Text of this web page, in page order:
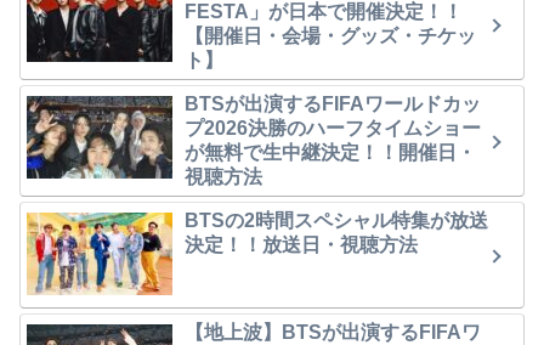
FESTA」が日本で開催決定！！
【開催日・会場・グッズ・チケッ
ト】
BTSが出演するFIFAワールドカッ
プ2026決勝のハーフタイムショー
が無料で生中継決定！！開催日・
視聴方法
BTSの2時間スペシャル特集が放送
決定！！放送日・視聴方法
【地上波】BTSが出演するFIFAワ